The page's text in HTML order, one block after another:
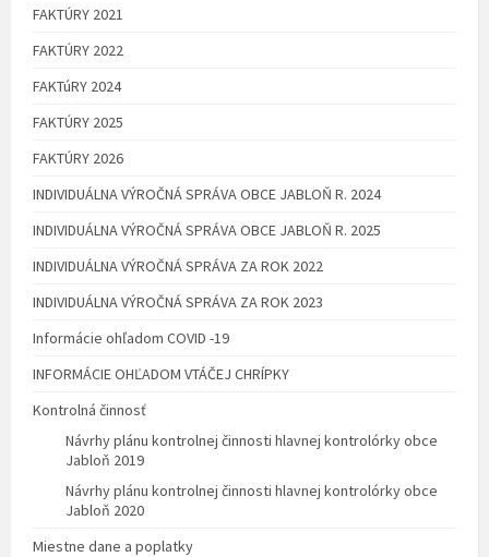
FAKTÚRY 2021
FAKTÚRY 2022
FAKTúRY 2024
FAKTÚRY 2025
FAKTÚRY 2026
INDIVIDUÁLNA VÝROČNÁ SPRÁVA OBCE JABLOŇ R. 2024
INDIVIDUÁLNA VÝROČNÁ SPRÁVA OBCE JABLOŇ R. 2025
INDIVIDUÁLNA VÝROČNÁ SPRÁVA ZA ROK 2022
INDIVIDUÁLNA VÝROČNÁ SPRÁVA ZA ROK 2023
Informácie ohľadom COVID -19
INFORMÁCIE OHĽADOM VTÁČEJ CHRÍPKY
Kontrolná činnosť
Návrhy plánu kontrolnej činnosti hlavnej kontrolórky obce
Jabloň 2019
Návrhy plánu kontrolnej činnosti hlavnej kontrolórky obce
Jabloň 2020
Miestne dane a poplatky